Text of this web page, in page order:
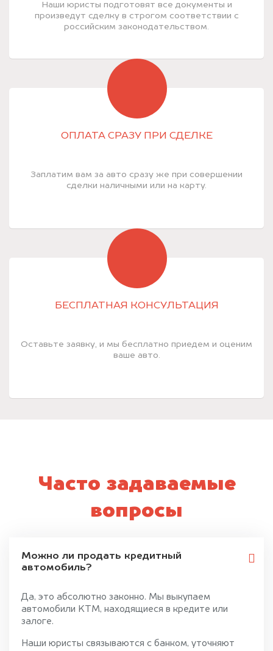
Наши юристы подготовят все документы и
произведут сделку в строгом соответствии с
российским законодательством.
ОПЛАТА СРАЗУ ПРИ СДЕЛКЕ
Заплатим вам за авто сразу же при совершении
сделки наличными или на карту.
БЕСПЛАТНАЯ КОНСУЛЬТАЦИЯ
Оставьте заявку, и мы бесплатно приедем и оценим
ваше авто.
Часто задаваемые
вопросы
Можно ли продать кредитный
автомобиль?
Да, это абсолютно законно. Мы выкупаем
автомобили KTM, находящиеся в кредите или
залоге.
Наши юристы связываются с банком, уточняют